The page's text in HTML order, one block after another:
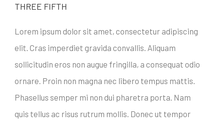
THREE FIFTH
Lorem ipsum dolor sit amet, consectetur adipiscing
elit. Cras imperdiet gravida convallis. Aliquam
sollicitudin eros non augue fringilla, a consequat odio
ornare. Proin non magna nec libero tempus mattis.
Phasellus semper mi non dui pharetra porta. Nam
quis tellus ac risus rutrum mollis. Donec ut tempor